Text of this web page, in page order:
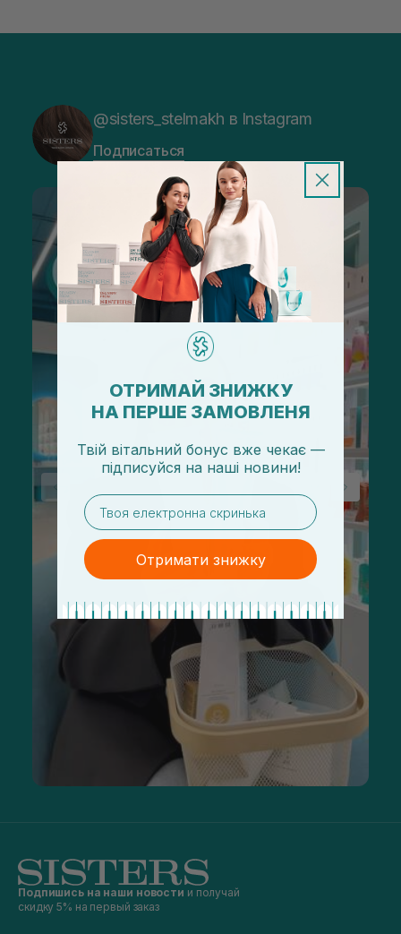
@sisters_stelmakh в Instagram
Подписаться
Подпишись на наши новости и получай
скидку 5% на первый заказ
ОТРИМАЙ ЗНИЖКУ
НА ПЕРШЕ ЗАМОВЛЕНЯ
Твій вітальний бонус вже чекає —
підписуйся на наші новини!
email
Отримати знижку